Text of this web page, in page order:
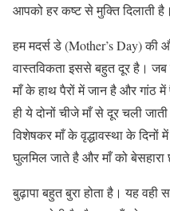
आपको हर कष्ट से मुक्ति दिलाती है।
हम मदर्स डे (Mother’s Day) की
वास्तविकता इससे बहुत दूर है।
माँ के हाथ पैरों में जान है और गांठ
ही ये दोनों चीजे माँ से दूर चली
विशेषकर माँ के वृद्धावस्था के
घुलमिल जाते है और माँ को बेसहारा
बुढ़ापा बहुत बुरा होता है। यह वही